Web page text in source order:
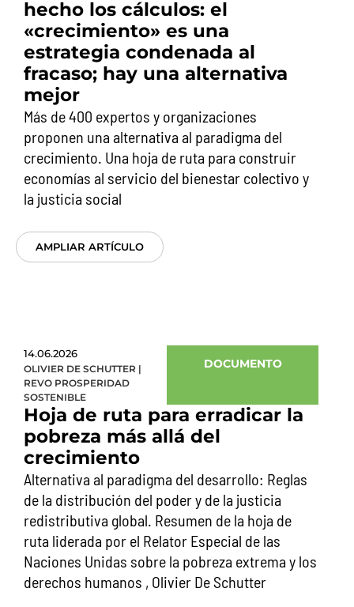
hecho los cálculos: el
«crecimiento» es una
estrategia condenada al
fracaso; hay una alternativa
mejor
Más de 400 expertos y organizaciones
proponen una alternativa al paradigma del
crecimiento. Una hoja de ruta para construir
economías al servicio del bienestar colectivo y
la justicia social
AMPLIAR ARTÍCULO
14.06.2026
OLIVIER DE SCHUTTER |
REVO PROSPERIDAD
SOSTENIBLE
DOCUMENTO
Hoja de ruta para erradicar la
pobreza más allá del
crecimiento
Alternativa al paradigma del desarrollo: Reglas
de la distribución del poder y de la justicia
redistributiva global. Resumen de la hoja de
ruta liderada por el Relator Especial de las
Naciones Unidas sobre la pobreza extrema y los
derechos humanos , Olivier De Schutter